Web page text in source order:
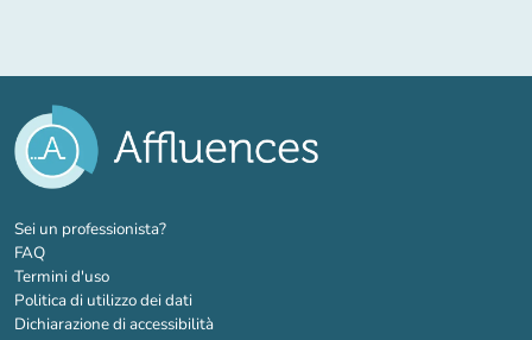
Sei un professionista?(nuova scheda)
FAQ
Termini d'uso
Politica di utilizzo dei dati
Dichiarazione di accessibilità